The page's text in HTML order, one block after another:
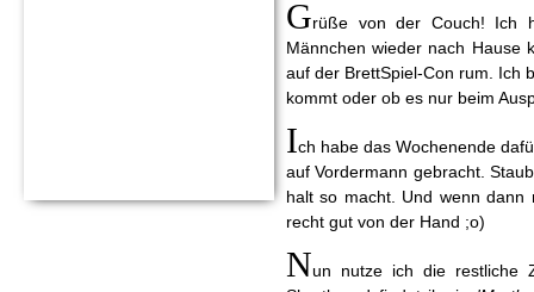
Grüße von der Couch! Ich
Männchen wieder nach Hause
auf der BrettSpiel-Con rum. Ich
kommt oder ob es nur beim
Ich habe das Wochenende
auf Vordermann gebracht.
halt so macht. Und wenn dann
recht gut von der Hand ;o)
Nun nutze ich die restliche